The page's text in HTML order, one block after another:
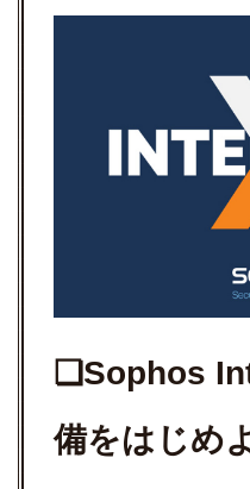
❏Sophos
備をはじめ